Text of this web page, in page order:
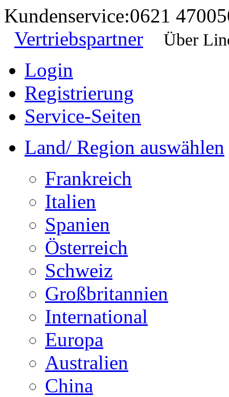
Kundenservice:0621
Vertriebspartner
Über
Login
Registrierung
Service-Seiten
Land/ Region auswählen
Frankreich
Italien
Spanien
Österreich
Schweiz
Großbritannien
International
Europa
Australien
China